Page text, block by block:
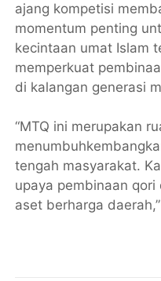
ajang kompetisi
momentum penting
kecintaan umat Islam
memperkuat
di kalangan generasi
“MTQ ini merupakan
tengah masyarakat.
upaya pembinaan
aset berharga